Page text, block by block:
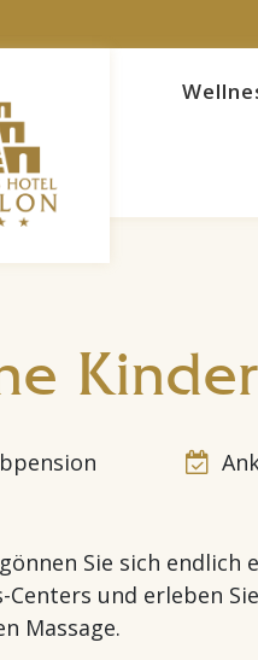
Kinder
Sie sich endlich
und erleben
Massage.